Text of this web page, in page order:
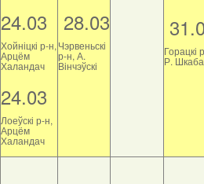
24.03
Хойніцкі р-н,
Арцём
Халандач
24.03
Лоеўскі р-н,
Арцём
Халандач
28.03
Чэрвеньскі
р-н, А.
Вінчэўскі
Горацкі
Р.